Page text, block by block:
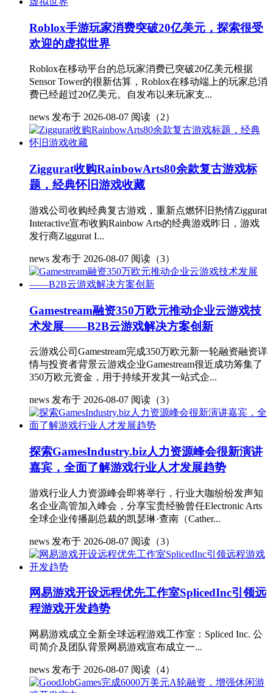
Roblox手游玩家消费突破20亿美元，探索很受
欢迎的虚拟世界
Roblox在移动平台的总玩家消费已突破20亿美元根据
Sensor Tower的很新估算，Roblox在移动端上的玩家总消
费已经超过20亿美元。自发布以来玩家支...
news 发布于 2026-08-07 阅读（2）
Ziggurat收购RainbowArts80余款复古游戏标
题，经典怀旧游戏收藏
游戏公司收购经典复古游戏，重新点燃怀旧热情Ziggurat
Interactive宣布收购Rainbow Arts的经典游戏昨日，游戏
发行商Ziggurat I...
news 发布于 2026-08-07 阅读（3）
Gamestream融资350万欧元推动企业云游戏技
术发展——B2B云游戏解决方案创新
云游戏公司Gamestream完成350万欧元新一轮融资融资详
情与投资者背景云游戏企业Gamestream很近成功筹集了
350万欧元资金，用于持续开发其一站式企...
news 发布于 2026-08-07 阅读（3）
探索GamesIndustry.biz人力资源峰会很新演讲
嘉宾，全面了解游戏行业人才发展趋势
游戏行业人力资源峰会即将举行，行业大咖纷纷发声知
名企业高管加入峰会，分享宝贵经验曾任Electronic Arts
全球企业传播副总裁的凯瑟琳·查南（Cather...
news 发布于 2026-08-07 阅读（3）
网易游戏开设远程优先工作室SplicedInc引领远
程游戏开发趋势
网易游戏成立全新全球远程游戏工作室：Spliced Inc. 公
司简介及团队背景网易游戏宣布成立一...
news 发布于 2026-08-07 阅读（4）